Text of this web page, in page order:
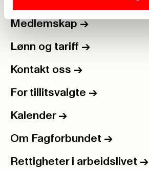
Medlemskap ->
Lønn og tariff ->
Kontakt oss ->
For tillitsvalgte ->
Kalender ->
Om Fagforbundet ->
Rettigheter i arbeidslivet ->